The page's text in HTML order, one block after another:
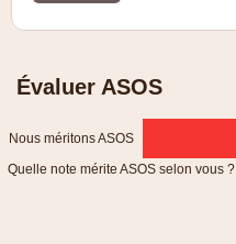
Évaluer ASOS
Nous méritons ASOS
Quelle note mérite ASOS selon vous ?